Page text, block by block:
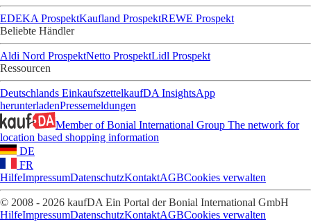
EDEKA ProspektKaufland ProspektREWE Prospekt
Beliebte Händler
Aldi Nord ProspektNetto ProspektLidl Prospekt
Ressourcen
Deutschlands EinkaufszettelkaufDA InsightsApp
herunterladenPressemeldungen
Member of Bonial International Group The network for
location based shopping information
DE
FR
HilfeImpressumDatenschutzKontaktAGBCookies verwalten
© 2008 - 2026 kaufDA Ein Portal der Bonial International GmbH
HilfeImpressumDatenschutzKontaktAGBCookies verwalten